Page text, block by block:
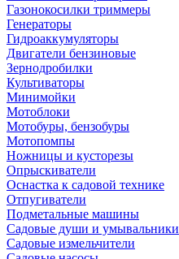
Газонокосилки триммеры
Генераторы
Гидроаккумуляторы
Двигатели бензиновые
Зернодробилки
Культиваторы
Минимойки
Мотоблоки
Мотобуры, бензобуры
Мотопомпы
Ножницы и кусторезы
Опрыскиватели
Оснастка к садовой технике
Отпугиватели
Подметальные машины
Садовые души и умывальники
Садовые измельчители